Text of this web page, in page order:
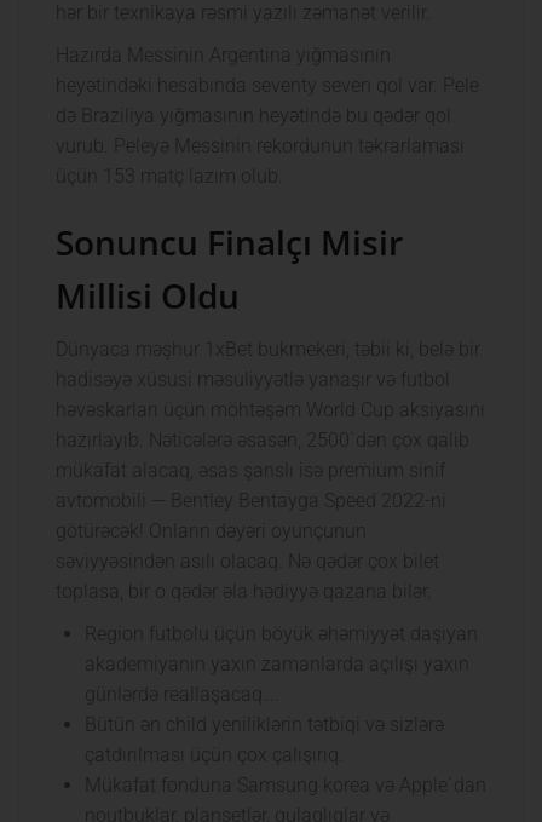
hər bir texnikaya rəsmi yazılı zəmanət verilir.
Hazırda Messinin Argentina yığmasının
heyətindəki hesabında seventy seven qol var. Pele
də Braziliya yığmasının heyətində bu qədər qol
vurub. Peleyə Messinin rekordunun təkrarlaması
üçün 153 matç lazım olub.
Sonuncu Finalçı Misir
Millisi Oldu
Dünyaca məşhur 1xBet bukmekeri, təbii ki, belə bir
hadisəyə xüsusi məsuliyyətlə yanaşır və futbol
həvəskarları üçün möhtəşəm World Cup aksiyasını
hazırlayıb. Nəticələrə əsasən, 2500`dən çox qalib
mükafat alacaq, əsas şanslı isə premium sinif
avtomobili — Bentley Bentayga Speed ​​2022-ni
götürəcək! Onların dəyəri oyunçunun
səviyyəsindən asılı olacaq. Nə qədər çox bilet
toplasa, bir o qədər əla hədiyyə qazana bilər.
Region futbolu üçün böyük əhəmiyyət daşıyan
akademiyanın yaxın zamanlarda açılışı yaxın
günlərdə reallaşacaq….
Bütün ən child yeniliklərin tətbiqi və sizlərə
çatdırılması üçün çox çalışırıq.
Mükafat fonduna Samsung korea və Apple`dan
noutbuklar, planşetlər, qulaqlıqlar və